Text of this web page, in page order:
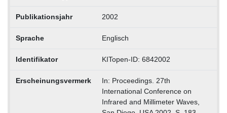
Publikationsjahr 2002
Sprache Englisch
Identifikator KITopen-ID: 6842002
Erscheinungsvermerk
In: Proceedings. 27th
International Conference on
Infrared and Millimeter Waves,